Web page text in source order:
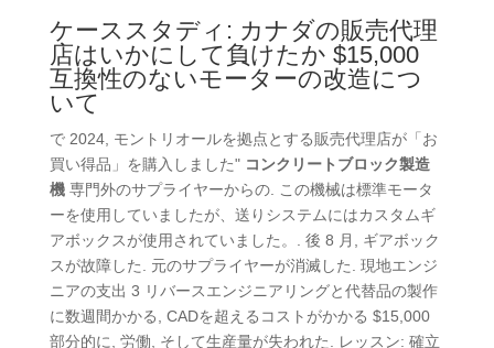
ケーススタディ: カナダの販売代理
店はいかにして負けたか $15,000
互換性のないモーターの改造につ
いて
で 2024, モントリオールを拠点とする販売代理店が「お
買い得品」を購入しました" コンクリートブロック製造
機 専門外のサプライヤーからの. この機械は標準モータ
ーを使用していましたが、送りシステムにはカスタムギ
アボックスが使用されていました。. 後 8 月, ギアボック
スが故障した. 元のサプライヤーが消滅した. 現地エンジ
ニアの支出 3 リバースエンジニアリングと代替品の製作
に数週間かかる, CADを超えるコストがかかる $15,000
部分的に, 労働, そして生産量が失われた. レッスン: 確立